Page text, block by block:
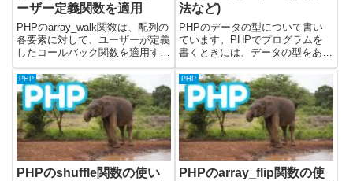
ーザー定義関数を適用
PHPのarray_walk関数は、配列の
各要素に対して、ユーザーが定義
したコールバック関数を適用する
ために使用されます。この関数
は、配列の要素を直接変更した
り、各要素に対して特定の処理
（例: データベースへの書き込
み、ログ出力）を発生させ...
法など)
PHPのデータの型について書い
ています。PHPでプログラムを
書くときには、データの型をあま
り気にせず書くことができます
が、データの型はしっかりと存在
します。PHP7.4以降からは、
PHPの型を宣言して関数を作っ
たり、クラスのプロパティを設
定...
PHP
PHPのshuffle関数の使い
PHP
PHPのarray_flip関数の使